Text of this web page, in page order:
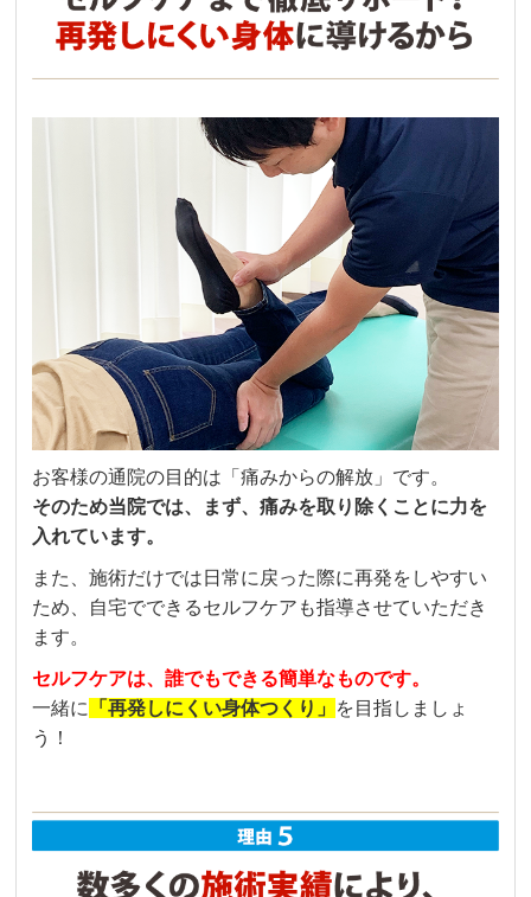
お客様の通院の目的は「痛みからの解放」です。
そのため当院では、まず、痛みを取り除くことに力を
入れています。
また、施術だけでは日常に戻った際に再発をしやすい
ため、自宅でできるセルフケアも指導させていただき
ます。
セルフケアは、誰でもできる簡単なものです。
一緒に
「再発しにくい身体つくり」
を目指しましょ
う！